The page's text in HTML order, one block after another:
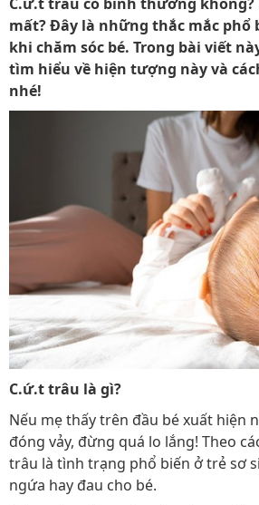
mất? Đây là những thắc mắc phổ
khi chăm sóc bé. Trong bài viết
tìm hiểu về hiện tượng này và
nhé!
C.ứ.t trâu là gì?
Nếu mẹ thấy trên đầu bé xuất hiện
đóng vảy, đừng quá lo lắng! Theo
trâu là tình trạng phổ biến ở trẻ sơ
ngứa hay đau cho bé.